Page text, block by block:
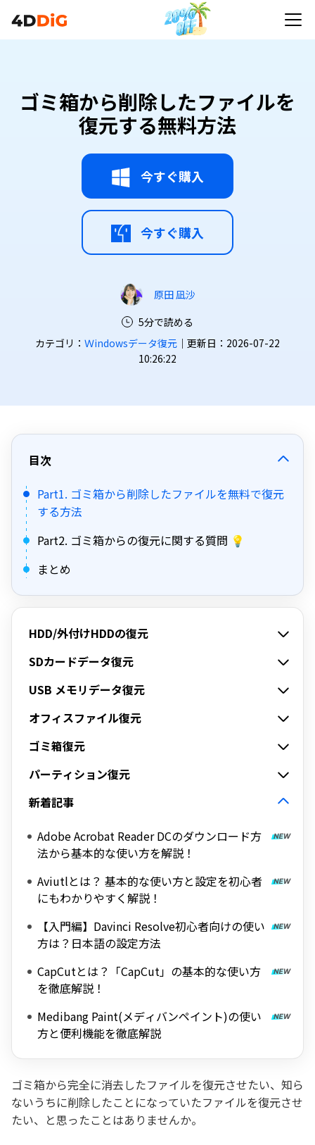
ゴミ箱から削除したファイルを
復元する無料方法
今すぐ購入
今すぐ購入
原田 凪沙
5分で読める
カテゴリ： Ｗindowsデータ復元 ｜更新日：2026-07-22
10:26:22
目次
Part1. ゴミ箱から削除したファイルを無料で復元
する方法
Part2. ゴミ箱からの復元に関する質問 💡
まとめ
HDD/外付けHDDの復元
SDカードデータ復元
USB メモリデータ復元
オフィスファイル復元
ゴミ箱復元
パーティション復元
新着記事
Adobe Acrobat Reader DCのダウンロード方
法から基本的な使い方を解説！
Aviutlとは？ 基本的な使い方と設定を初心者
にもわかりやすく解説！
【入門編】Davinci Resolve初心者向けの使い
方は？日本語の設定方法
CapCutとは？「CapCut」の基本的な使い方
を徹底解説！
Medibang Paint(メディバンペイント)の使い
方と便利機能を徹底解説
ゴミ箱から完全に消去したファイルを復元させたい、知ら
ないうちに削除したことになっていたファイルを復元させ
たい、と思ったことはありませんか。